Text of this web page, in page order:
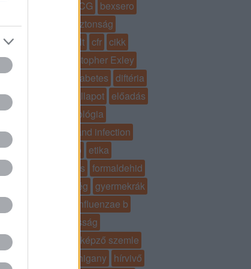
BCG
bexsero
biztonság
boldogkői zsolt cfr cikk
cocooning
Cristopher Exley
cukorbetegség
diabetes diftéria
efpia
egészségi állapot előadás
epidemiológia
epidemiology and infection
eradikáció
etika
fészekimmunizálás formaldehid
függetlenség gyermekrák
haemophilus influenzae b
hatásosság
háziorvos továbbképző szemle
higany hírvivő